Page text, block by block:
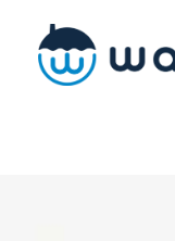
contenido